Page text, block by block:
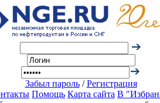
Забыл пароль/Регистрация
Помощь Карта сайта В